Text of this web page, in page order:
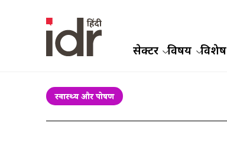
सेक्टर विषय विशेष
स्वास्थ्य और पोषण